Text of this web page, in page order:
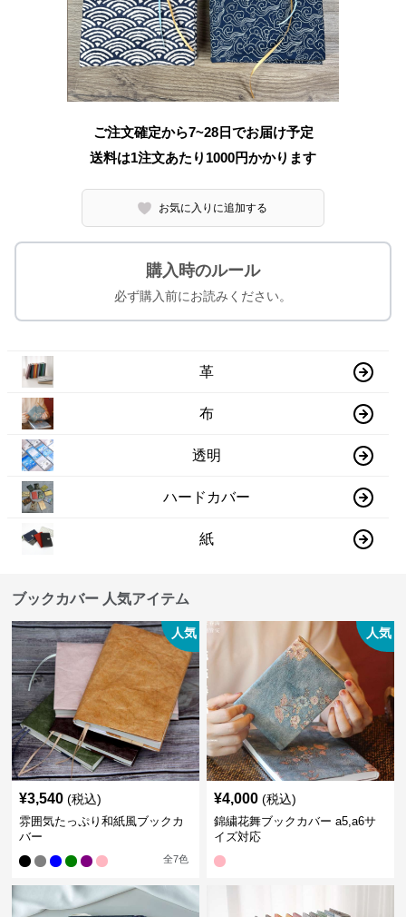
ご注文確定から7~28日でお届け予定
送料は1注文あたり 1000円かかります
お気に入りに追加する
購入時のルール
必ず購入前にお読みください。
革
布
透明
ハードカバー
紙
ブックカバー 人気アイテム
人気
¥3,540 (税込)
雰囲気たっぷり和紙風ブックカ
バー
全7色
人気
¥4,000 (税込)
錦繍花舞ブックカバー a5,a6サ
イズ対応